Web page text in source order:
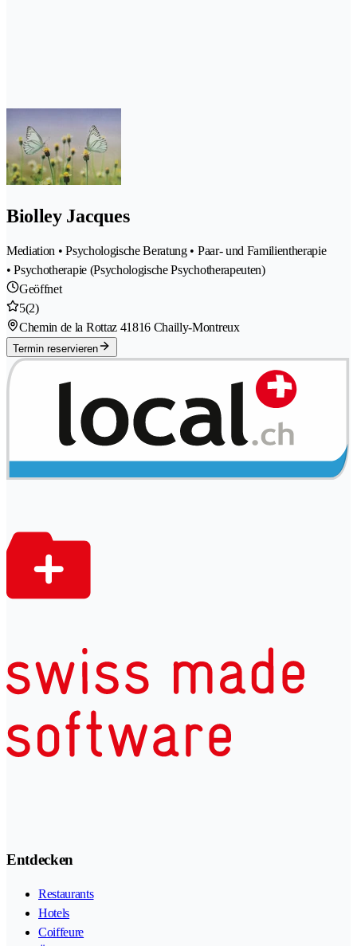
Biolley Jacques
Mediation • Psychologische Beratung • Paar- und Familientherapie
• Psychotherapie (Psychologische Psychotherapeuten)
Geöffnet
5(2)
Chemin de la Rottaz 41816 Chailly-Montreux
Termin reservieren
Entdecken
Restaurants
Hotels
Coiffeure